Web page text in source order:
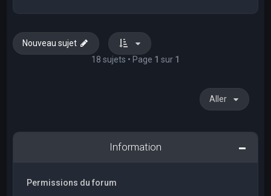
Nouveau sujet
18 sujets • Page 1 sur 1
Aller
Information
Permissions du forum